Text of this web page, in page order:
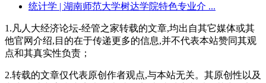
统计学 | 湖南师范大学树达学院特色专业介 ...
1.凡人大经济论坛-经管之家转载的文章,均出自其它媒体或其
他官网介绍,目的在于传递更多的信息,并不代表本站赞同其观
点和其真实性负责；
2.转载的文章仅代表原创作者观点,与本站无关。其原创性以及